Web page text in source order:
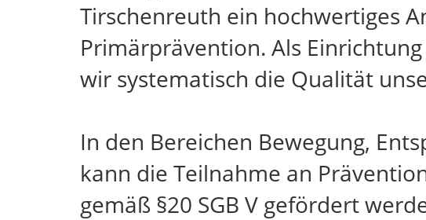
Tirschenreuth ein hochwertiges
Primärprävention. Als
wir systematisch die Qualität
In den Bereichen Bewegung,
kann die Teilnahme an
gemäß §20 SGB V gefördert